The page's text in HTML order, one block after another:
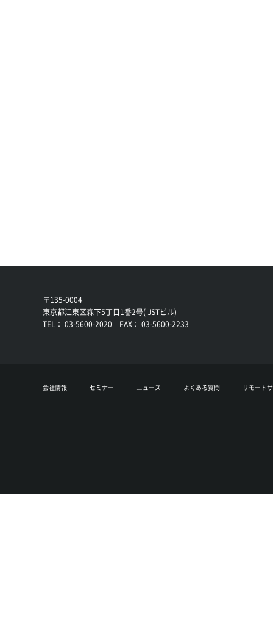
〒135-0004
東京都江東区森下5丁目1番2号( JSTビル)
TEL： 03-5600-2020 FAX： 03-5600-2233
会社情報 セミナー ニュース よくある質問 リモート